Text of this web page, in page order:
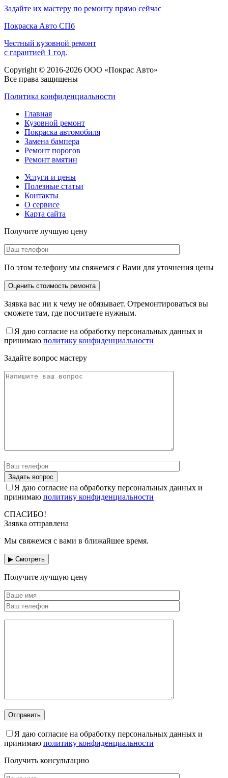
Задайте их мастеру по ремонту прямо сейчас
Покраска Авто СПб
Честный кузовной ремонт
с гарантией 1 год.
Copyright © 2016-2026 ООО «Покрас Авто»
Все права защищены
Политика конфиденциальности
Главная
Кузовной ремонт
Покраска автомобиля
Замена бампера
Ремонт порогов
Ремонт вмятин
Услуги и цены
Полезные статьи
Контакты
О сервисе
Карта сайта
Получите лучшую цену
По этом телефону мы свяжемся с Вами для уточнения цены
Заявка вас ни к чему не обязывает. Отремонтироваться вы
сможете там, где посчитаете нужным.
Я даю согласие на обработку персональных данных и
принимаю политику конфиденциальности
Задайте вопрос мастеру
Я даю согласие на обработку персональных данных и
принимаю политику конфиденциальности
СПАСИБО!
Заявка отправлена
Мы свяжемся с вами в ближайшее время.
▶ Смотреть
Получите лучшую цену
Я даю согласие на обработку персональных данных и
принимаю политику конфиденциальности
Получить консультацию